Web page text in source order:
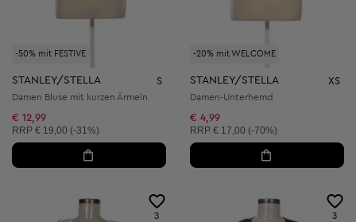
-50% mit FESTIVE
STANLEY/STELLA S
Damen Bluse mit kurzen Ärmeln
€ 12,99
Unverbindliche Preisempfehlung:
RRP € 19,00 (-31%)
-20% mit WELCOME
STANLEY/STELLA XS
Damen-Unterhemd
€ 4,99
Unverbindliche Preisempfehlung:
RRP € 17,00 (-70%)
3 3